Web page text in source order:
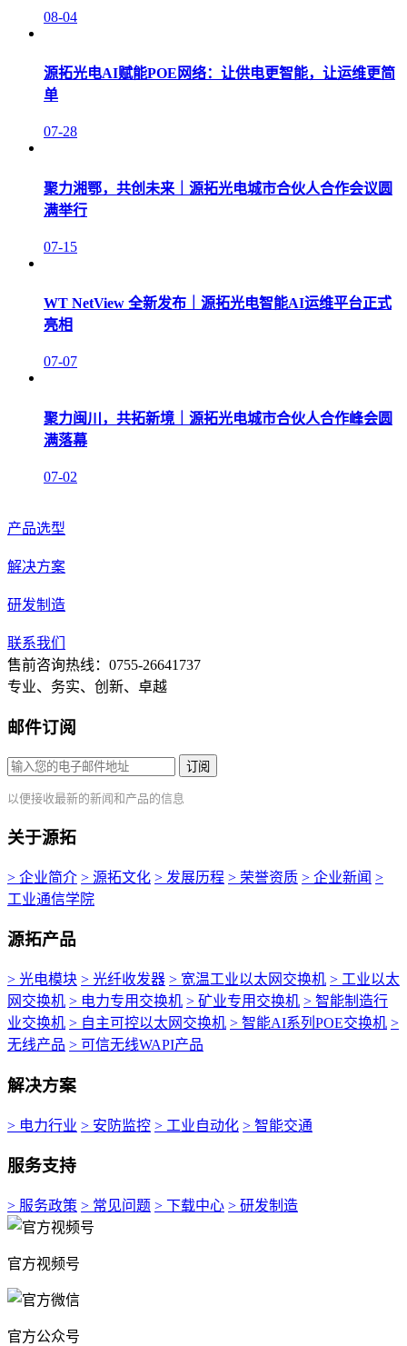
08-04
源拓光电AI赋能POE网络：让供电更智能，让运维更简
单
07-28
聚力湘鄂，共创未来｜源拓光电城市合伙人合作会议圆
满举行
07-15
WT NetView 全新发布｜源拓光电智能AI运维平台正式
亮相
07-07
聚力闽川，共拓新境｜源拓光电城市合伙人合作峰会圆
满落幕
07-02
产品选型
解决方案
研发制造
联系我们
售前咨询热线：0755-26641737
专业、务实、创新、卓越
邮件订阅
订阅
以便接收最新的新闻和产品的信息
关于源拓
> 企业简介 > 源拓文化 > 发展历程 > 荣誉资质 > 企业新闻 >
工业通信学院
源拓产品
> 光电模块 > 光纤收发器 > 宽温工业以太网交换机 > 工业以太
网交换机 > 电力专用交换机 > 矿业专用交换机 > 智能制造行
业交换机 > 自主可控以太网交换机 > 智能AI系列POE交换机 >
无线产品 > 可信无线WAPI产品
解决方案
> 电力行业 > 安防监控 > 工业自动化 > 智能交通
服务支持
> 服务政策 > 常见问题 > 下载中心 > 研发制造
官方视频号
官方公众号